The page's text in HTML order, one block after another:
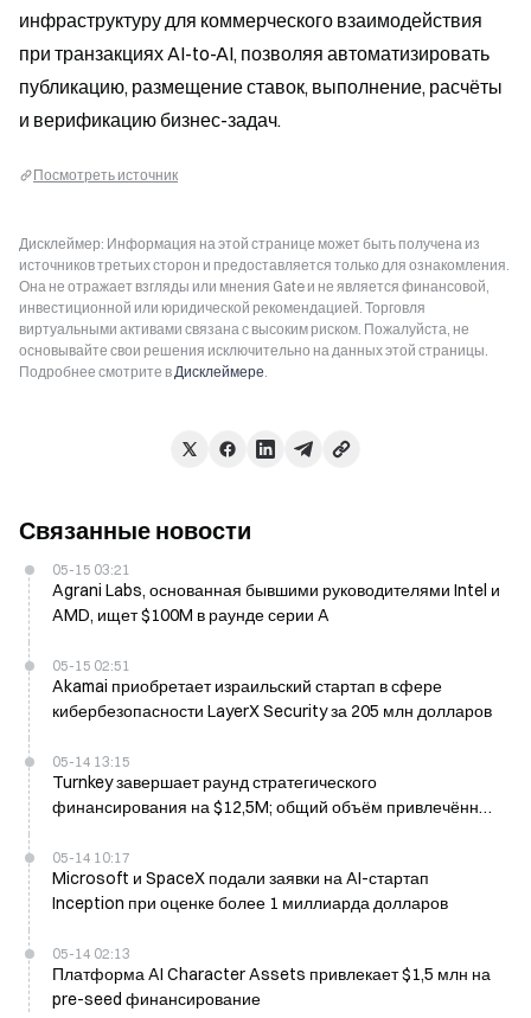
инфраструктуру для коммерческого взаимодействия
при транзакциях AI-to-AI, позволяя автоматизировать
публикацию, размещение ставок, выполнение, расчёты
и верификацию бизнес-задач.
Посмотреть источник
Дисклеймер: Информация на этой странице может быть получена из
источников третьих сторон и предоставляется только для ознакомления.
Она не отражает взгляды или мнения Gate и не является финансовой,
инвестиционной или юридической рекомендацией. Торговля
виртуальными активами связана с высоким риском. Пожалуйста, не
основывайте свои решения исключительно на данных этой страницы.
Подробнее смотрите вДисклеймере.
Связанные новости
05-15 03:21
Agrani Labs, основанная бывшими руководителями Intel и
AMD, ищет $100M в раунде серии A
05-15 02:51
Akamai приобретает израильский стартап в сфере
кибербезопасности LayerX Security за 205 млн долларов
05-14 13:15
Turnkey завершает раунд стратегического
финансирования на $12,5M; общий объём привлечённых
05-14 10:17
Microsoft и SpaceX подали заявки на AI-стартап
Inception при оценке более 1 миллиарда долларов
05-14 02:13
Платформа AI Character Assets привлекает $1,5 млн на
pre-seed финансирование